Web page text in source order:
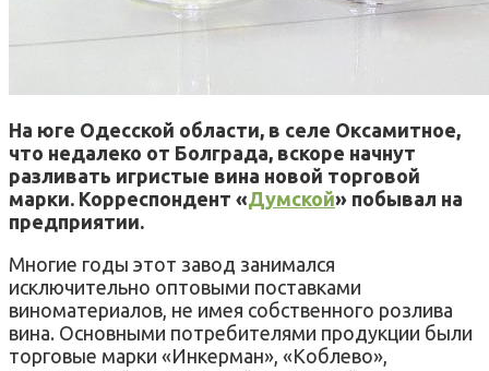
На юге Одесской области, в селе Оксамитное,
что недалеко от Болграда, вскоре начнут
разливать игристые вина новой торговой
марки. Корреспондент «Думской» побывал на
предприятии.
Многие годы этот завод занимался
исключительно оптовыми поставками
виноматериалов, не имея собственного розлива
вина. Основными потребителями продукции были
торговые марки «Инкерман», «Коблево»,